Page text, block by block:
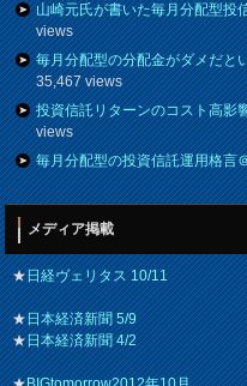
山崎元氏が書いた毎月分配型投
views
毎月分配型の分配金がダメだと
35,467 views
投資信託リターンのコスト高影
views
毎月分配型の投資信託運用格言
メディア掲載
★日経ヴェリタス 10/11
★日本経済新聞 5/9
★日本経済新聞 4/2